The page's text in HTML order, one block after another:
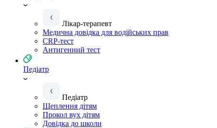
Лікар-терапевт
Медична довідка для водійських прав
CRP-тест
Антигенний тест
Педіатр
Педіатр
Щеплення дітям
Прокол вух дітям
Довідка до школи